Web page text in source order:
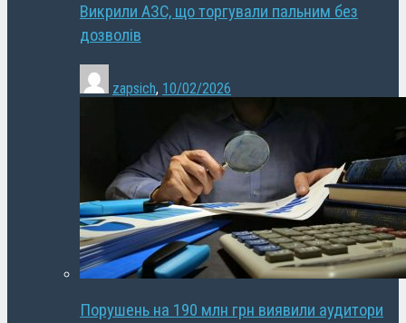
Викрили АЗС, що торгували пальним без
дозволів
zapsich, 10/02/2026
Порушень на 190 млн грн виявили аудитори